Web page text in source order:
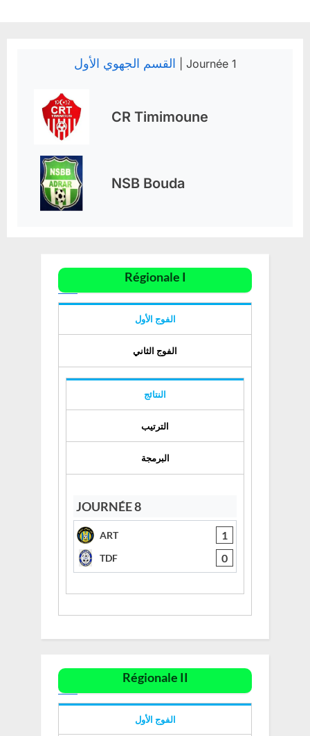
| Journée 1
CR Timimoune
NSB Bouda
Régionale I
الفوج الأول
الفوج الثاني
النتائج
الترتيب
البرمجة
JOURNÉE 8
ART
TDF
1
0
Régionale II
الفوج الأول